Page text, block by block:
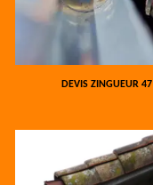
DEVIS ZINGUEUR 47